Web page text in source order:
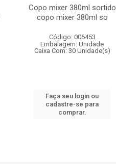
Copo mixer 380ml sortido
copo mixer 380ml so
Código: 006453
Embalagem: Unidade
Caixa Com: 30 Unidade(s)
Faça seu login ou
cadastre-se para
comprar.